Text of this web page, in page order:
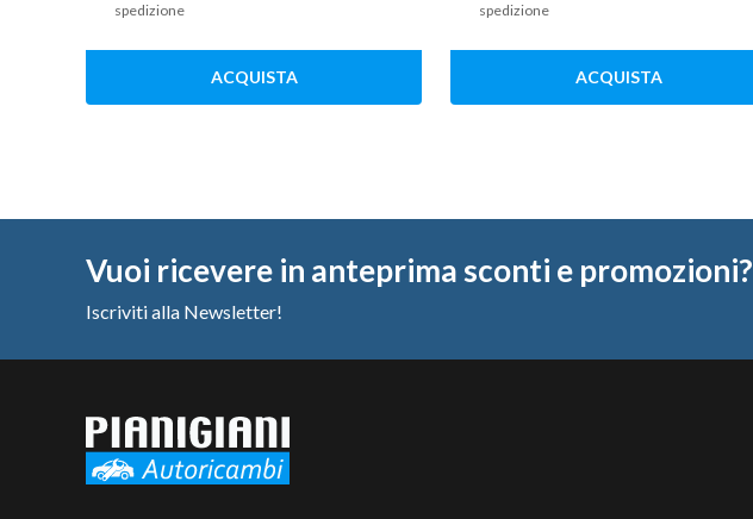
spedizione
ACQUISTA
spedizione
ACQUISTA
Vuoi ricevere in anteprima sconti e promozioni?
Iscriviti alla Newsletter!